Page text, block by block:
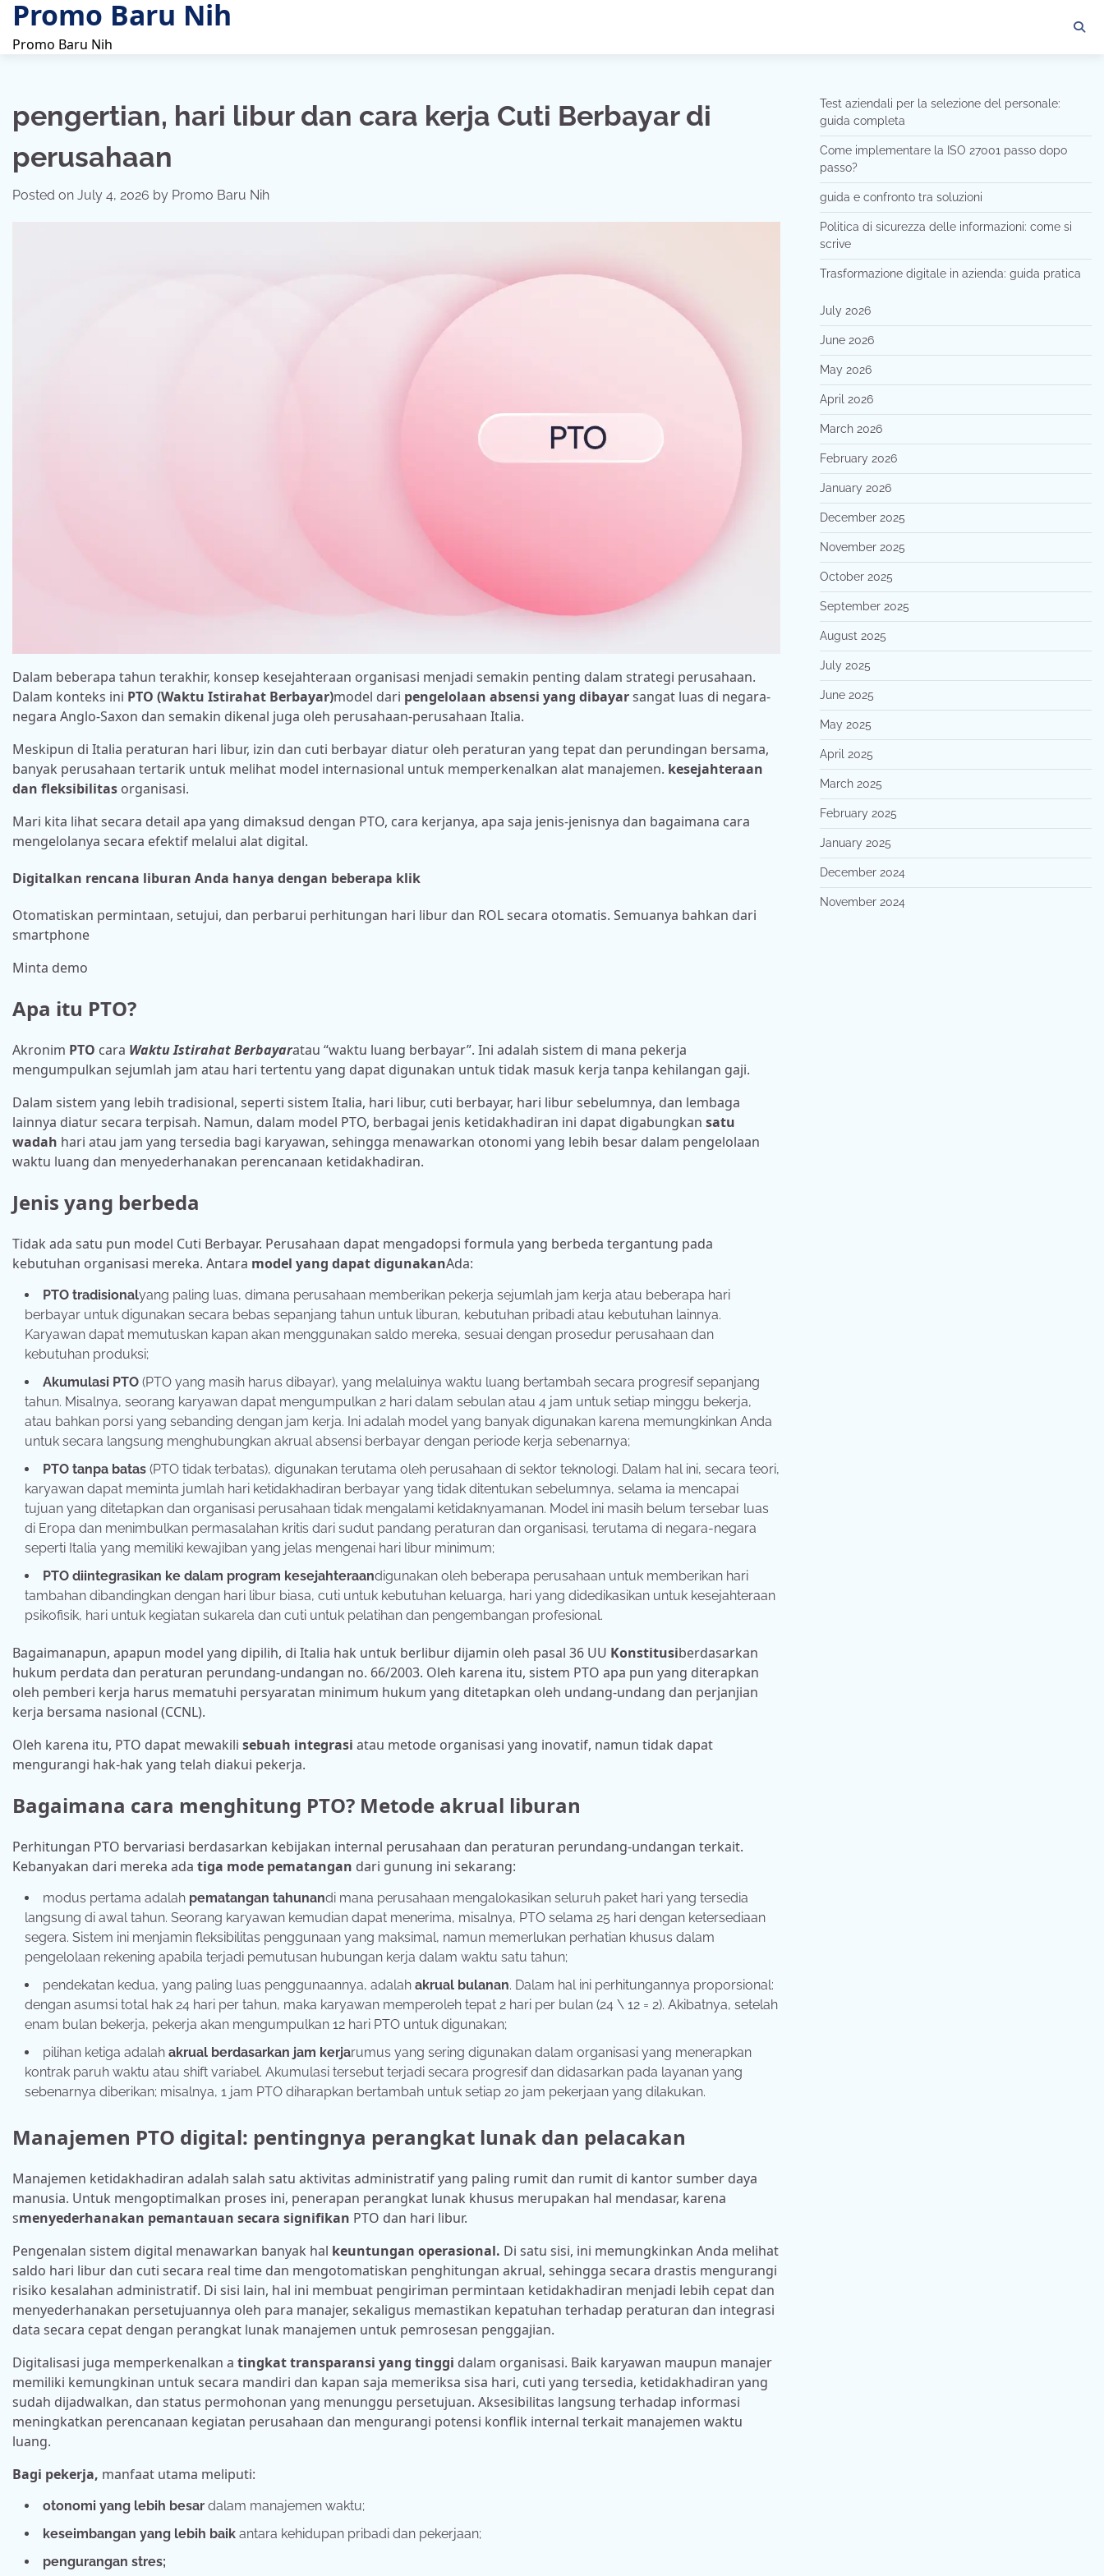
Skip
content
Promo Baru Nih
Promo Baru Nih
pengertian, hari libur dan cara kerja Cuti Berbayar di
perusahaan
Posted on July 4, 2026 by Promo Baru Nih
Dalam beberapa tahun terakhir, konsep kesejahteraan organisasi menjadi semakin penting dalam strategi perusahaan.
Dalam konteks ini PTO (Waktu Istirahat Berbayar)model dari pengelolaan absensi yang dibayarsangat luas di negara-
negara Anglo-Saxon dan semakin dikenal juga oleh perusahaan-perusahaan Italia.
Meskipun di Italia peraturan hari libur, izin dan cuti berbayar diatur oleh peraturan yang tepat dan perundingan bersama,
banyak perusahaan tertarik untuk melihat model internasional untuk memperkenalkan alat manajemen. kesejahteraan
dan fleksibilitas organisasi.
Mari kita lihat secara detail apa yang dimaksud dengan PTO, cara kerjanya, apa saja jenis-jenisnya dan bagaimana cara
mengelolanya secara efektif melalui alat digital.
Digitalkan rencana liburan Anda hanya dengan beberapa klik
Otomatiskan permintaan, setujui, dan perbarui perhitungan hari libur dan ROL secara otomatis. Semuanya bahkan dari
smartphone
Minta demo
Apa itu PTO?
Akronim PTO cara Waktu Istirahat Berbayaratau “waktu luang berbayar”. Ini adalah sistem di mana pekerja
mengumpulkan sejumlah jam atau hari tertentu yang dapat digunakan untuk tidak masuk kerja tanpa kehilangan gaji.
Dalam sistem yang lebih tradisional, seperti sistem Italia, hari libur, cuti berbayar, hari libur sebelumnya, dan lembaga
lainnya diatur secara terpisah. Namun, dalam model PTO, berbagai jenis ketidakhadiran ini dapat digabungkan satu
wadah hari atau jam yang tersedia bagi karyawan, sehingga menawarkan otonomi yang lebih besar dalam pengelolaan
waktu luang dan menyederhanakan perencanaan ketidakhadiran.
Jenis yang berbeda
Tidak ada satu pun model Cuti Berbayar. Perusahaan dapat mengadopsi formula yang berbeda tergantung pada
kebutuhan organisasi mereka. Antara model yang dapat digunakanAda:
PTO tradisionalyang paling luas, dimana perusahaan memberikan pekerja sejumlah jam kerja atau beberapa hari
berbayar untuk digunakan secara bebas sepanjang tahun untuk liburan, kebutuhan pribadi atau kebutuhan lainnya.
Karyawan dapat memutuskan kapan akan menggunakan saldo mereka, sesuai dengan prosedur perusahaan dan
kebutuhan produksi;
Akumulasi PTO (PTO yang masih harus dibayar), yang melaluinya waktu luang bertambah secara progresif sepanjang
tahun. Misalnya, seorang karyawan dapat mengumpulkan 2 hari dalam sebulan atau 4 jam untuk setiap minggu bekerja,
atau bahkan porsi yang sebanding dengan jam kerja. Ini adalah model yang banyak digunakan karena memungkinkan Anda
untuk secara langsung menghubungkan akrual absensi berbayar dengan periode kerja sebenarnya;
PTO tanpa batas (PTO tidak terbatas), digunakan terutama oleh perusahaan di sektor teknologi. Dalam hal ini, secara teori,
karyawan dapat meminta jumlah hari ketidakhadiran berbayar yang tidak ditentukan sebelumnya, selama ia mencapai
tujuan yang ditetapkan dan organisasi perusahaan tidak mengalami ketidaknyamanan. Model ini masih belum tersebar luas
di Eropa dan menimbulkan permasalahan kritis dari sudut pandang peraturan dan organisasi, terutama di negara-negara
seperti Italia yang memiliki kewajiban yang jelas mengenai hari libur minimum;
PTO diintegrasikan ke dalam program kesejahteraandigunakan oleh beberapa perusahaan untuk memberikan hari
tambahan dibandingkan dengan hari libur biasa, cuti untuk kebutuhan keluarga, hari yang didedikasikan untuk kesejahteraan
psikofisik, hari untuk kegiatan sukarela dan cuti untuk pelatihan dan pengembangan profesional.
Bagaimanapun, apapun model yang dipilih, di Italia hak untuk berlibur dijamin oleh pasal 36 UU Konstitusiberdasarkan
hukum perdata dan peraturan perundang-undangan no. 66/2003. Oleh karena itu, sistem PTO apa pun yang diterapkan
oleh pemberi kerja harus mematuhi persyaratan minimum hukum yang ditetapkan oleh undang-undang dan perjanjian
kerja bersama nasional (CCNL).
Oleh karena itu, PTO dapat mewakili sebuah integrasi atau metode organisasi yang inovatif, namun tidak dapat
mengurangi hak-hak yang telah diakui pekerja.
Bagaimana cara menghitung PTO? Metode akrual liburan
Perhitungan PTO bervariasi berdasarkan kebijakan internal perusahaan dan peraturan perundang-undangan terkait.
Kebanyakan dari mereka ada tiga mode pematangan dari gunung ini sekarang:
modus pertama adalah pematangan tahunandi mana perusahaan mengalokasikan seluruh paket hari yang tersedia
langsung di awal tahun. Seorang karyawan kemudian dapat menerima, misalnya, PTO selama 25 hari dengan ketersediaan
segera. Sistem ini menjamin fleksibilitas penggunaan yang maksimal, namun memerlukan perhatian khusus dalam
pengelolaan rekening apabila terjadi pemutusan hubungan kerja dalam waktu satu tahun;
pendekatan kedua, yang paling luas penggunaannya, adalah akrual bulanan. Dalam hal ini perhitungannya proporsional:
dengan asumsi total hak 24 hari per tahun, maka karyawan memperoleh tepat 2 hari per bulan (24 \ 12 = 2). Akibatnya, setelah
enam bulan bekerja, pekerja akan mengumpulkan 12 hari PTO untuk digunakan;
pilihan ketiga adalah akrual berdasarkan jam kerjarumus yang sering digunakan dalam organisasi yang menerapkan
kontrak paruh waktu atau shift variabel. Akumulasi tersebut terjadi secara progresif dan didasarkan pada layanan yang
sebenarnya diberikan; misalnya, 1 jam PTO diharapkan bertambah untuk setiap 20 jam pekerjaan yang dilakukan.
Manajemen PTO digital: pentingnya perangkat lunak dan pelacakan
Manajemen ketidakhadiran adalah salah satu aktivitas administratif yang paling rumit dan rumit di kantor sumber daya
manusia. Untuk mengoptimalkan proses ini, penerapan perangkat lunak khusus merupakan hal mendasar, karena
smenyederhanakan pemantauan secara signifikan PTO dan hari libur.
Pengenalan sistem digital menawarkan banyak hal keuntungan operasional. Di satu sisi, ini memungkinkan Anda melihat
saldo hari libur dan cuti secara real time dan mengotomatiskan penghitungan akrual, sehingga secara drastis mengurangi
risiko kesalahan administratif. Di sisi lain, hal ini membuat pengiriman permintaan ketidakhadiran menjadi lebih cepat dan
menyederhanakan persetujuannya oleh para manajer, sekaligus memastikan kepatuhan terhadap peraturan dan integrasi
data secara cepat dengan perangkat lunak manajemen untuk pemrosesan penggajian.
Digitalisasi juga memperkenalkan a tingkat transparansi yang tinggi dalam organisasi. Baik karyawan maupun manajer
memiliki kemungkinan untuk secara mandiri dan kapan saja memeriksa sisa hari, cuti yang tersedia, ketidakhadiran yang
sudah dijadwalkan, dan status permohonan yang menunggu persetujuan. Aksesibilitas langsung terhadap informasi
meningkatkan perencanaan kegiatan perusahaan dan mengurangi potensi konflik internal terkait manajemen waktu
luang.
Bagi pekerja, manfaat utama meliputi:
otonomi yang lebih besar dalam manajemen waktu;
keseimbangan yang lebih baik antara kehidupan pribadi dan pekerjaan;
pengurangan stres;
Test aziendali per la selezione del personale:
guida completa
Come implementare la ISO 27001 passo dopo
passo?
guida e confronto tra soluzioni
Politica di sicurezza delle informazioni: come si
scrive
Trasformazione digitale in azienda: guida pratica
July 2026
June 2026
May 2026
April 2026
March 2026
February 2026
January 2026
December 2025
November 2025
October 2025
September 2025
August 2025
July 2025
June 2025
May 2025
April 2025
March 2025
February 2025
January 2025
December 2024
November 2024